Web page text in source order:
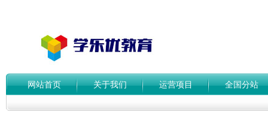
网站首页 关于我们 运营项目 全国分站